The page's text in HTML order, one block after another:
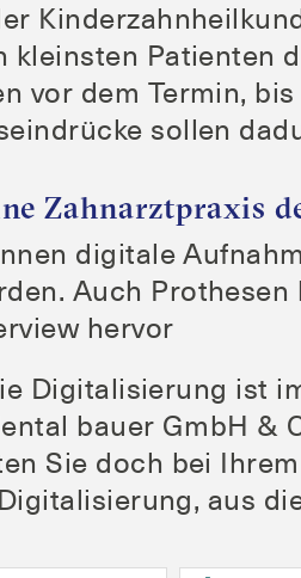
kleins­ten Pati­en­ten
vor dem Ter­min,
sol­len
Zahnarztpraxis
digi­ta­le
Auch
hervor
Digi­ta­li­sie­rung ist
bau­er GmbH &
Sie doch bei
aus